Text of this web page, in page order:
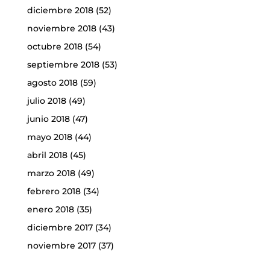
diciembre 2018(52)
noviembre 2018(43)
octubre 2018(54)
septiembre 2018(53)
agosto 2018(59)
julio 2018(49)
junio 2018(47)
mayo 2018(44)
abril 2018(45)
marzo 2018(49)
febrero 2018(34)
enero 2018(35)
diciembre 2017(34)
noviembre 2017(37)